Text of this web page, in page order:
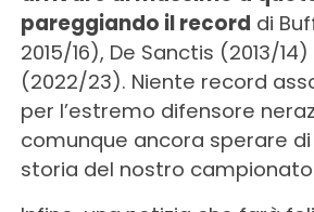
pareggiando il record di
2015/16), De Sanctis (2013/
(2022/23). Niente record
per l’estremo difensore
comunque ancora sperare
storia del nostro